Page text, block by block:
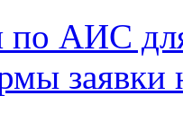
по АИС
заявки